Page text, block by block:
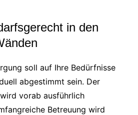
in den
soll auf Ihre Bedürfnisse
abgestimmt sein. Der
vorab ausführlich
Betreuung wird